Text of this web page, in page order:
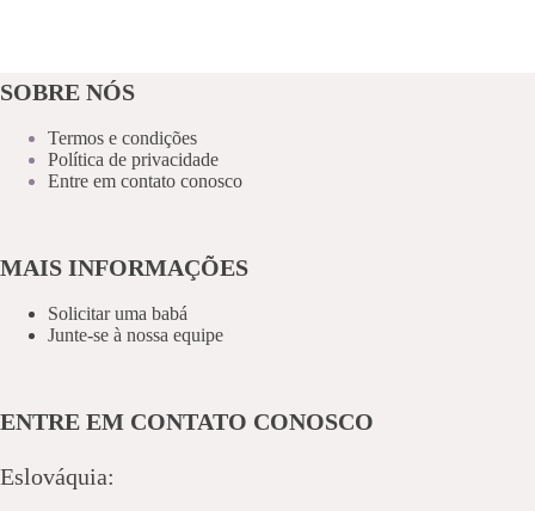
SOBRE NÓS
Termos e condições
Política de privacidade
Entre em contato conosco
MAIS INFORMAÇÕES
Solicitar uma babá
Junte-se à nossa equipe
ENTRE EM CONTATO CONOSCO
Eslováquia: